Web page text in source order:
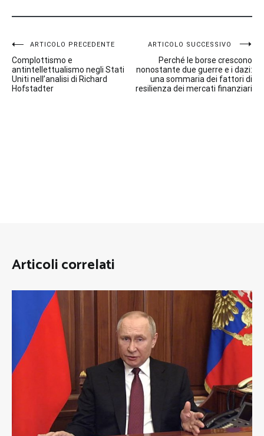
Navigazione
articoli
ARTICOLO PRECEDENTE
Complottismo e
antintellettualismo negli Stati
Uniti nell’analisi di Richard
Hofstadter
ARTICOLO SUCCESSIVO
Perché le borse crescono
nonostante due guerre e i dazi:
una sommaria dei fattori di
resilienza dei mercati finanziari
Articoli correlati